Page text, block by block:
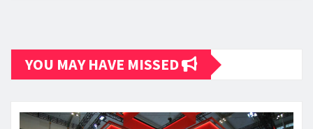
YOU MAY HAVE MISSED